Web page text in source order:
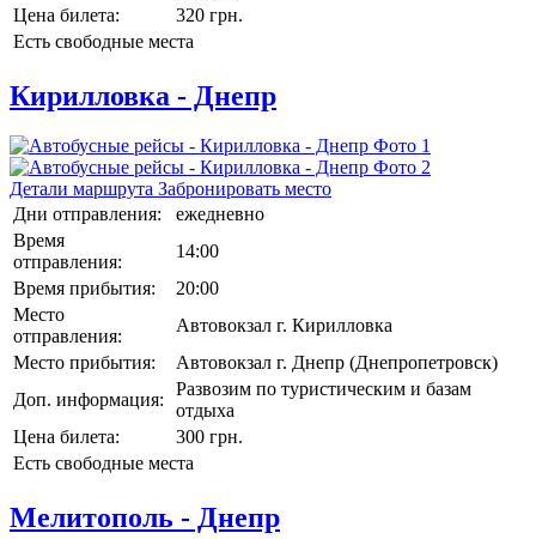
Цена билета:
320 грн.
Есть свободные места
Кирилловка - Днепр
Детали маршрута Забронировать место
Дни отправления:
ежедневно
Время
отправления:
14:00
Время прибытия:
20:00
Место
отправления:
Автовокзал г. Кирилловка
Место прибытия:
Автовокзал г. Днепр (Днепропетровск)
Доп. информация:
Развозим по туристическим и базам
отдыха
Цена билета:
300 грн.
Есть свободные места
Мелитополь - Днепр